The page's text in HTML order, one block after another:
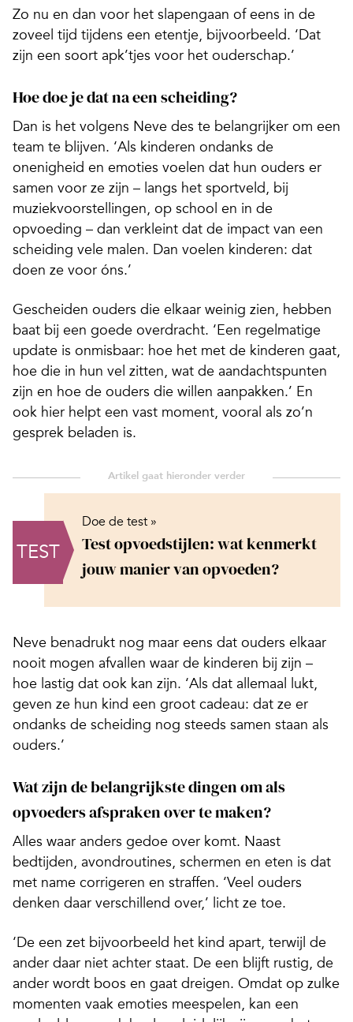
Zo nu en dan voor het slapengaan of eens in de
zoveel tijd tijdens een etentje, bijvoorbeeld. ‘Dat
zijn een soort apk’tjes voor het ouderschap.’
Hoe doe je dat na een scheiding?
Dan is het volgens Neve des te belangrijker om een
team te blijven. ‘Als kinderen ondanks de
onenigheid en emoties voelen dat hun ouders er
samen voor ze zijn – langs het sportveld, bij
muziekvoorstellingen, op school en in de
opvoeding – dan verkleint dat de impact van een
scheiding vele malen. Dan voelen kinderen: dat
doen ze voor óns.’
Gescheiden ouders die elkaar weinig zien, hebben
baat bij een goede overdracht. ‘Een regelmatige
update is onmisbaar: hoe het met de kinderen gaat,
hoe die in hun vel zitten, wat de aandachtspunten
zijn en hoe de ouders die willen aanpakken.’ En
ook hier helpt een vast moment, vooral als zo’n
gesprek beladen is.
TEST
Doe de test »
Test opvoedstijlen: wat kenmerkt
jouw manier van opvoeden?
Neve benadrukt nog maar eens dat ouders elkaar
nooit mogen afvallen waar de kinderen bij zijn –
hoe lastig dat ook kan zijn. ‘Als dat allemaal lukt,
geven ze hun kind een groot cadeau: dat ze er
ondanks de scheiding nog steeds samen staan als
ouders.’
Wat zijn de belangrijkste dingen om als
opvoeders afspraken over te maken?
Alles waar anders gedoe over komt. Naast
bedtijden, avondroutines, schermen en eten is dat
met name corrigeren en straffen. ‘Veel ouders
denken daar verschillend over,’ licht ze toe.
‘De een zet bijvoorbeeld het kind apart, terwijl de
ander daar niet achter staat. De een blijft rustig, de
ander wordt boos en gaat dreigen. Omdat op zulke
momenten vaak emoties meespelen, kan een